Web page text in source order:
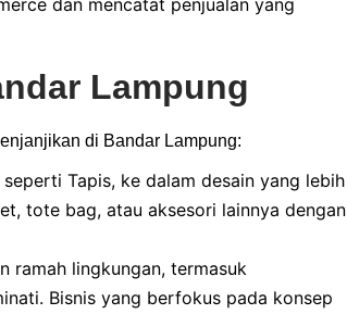
dan mencatat penjualan yang
Lampung
di Bandar Lampung:
Tapis, ke dalam desain yang lebih
tote bag, atau aksesori lainnya dengan
ramah lingkungan, termasuk
Bisnis yang berfokus pada konsep